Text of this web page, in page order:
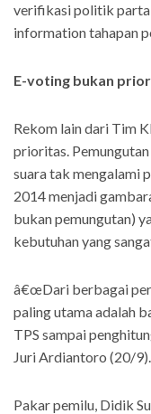
verifikasi politik
information tahapan
E-voting bukan
Rekom lain dari Tim
prioritas.
suara tak mengalami
2014 menjadi
bukan pemungutan)
kebutuhan yang
â€œDari berbagai
paling utama adalah
TPS sampai
Juri Ardiantoro (20/9).
Pakar pemilu, Didik